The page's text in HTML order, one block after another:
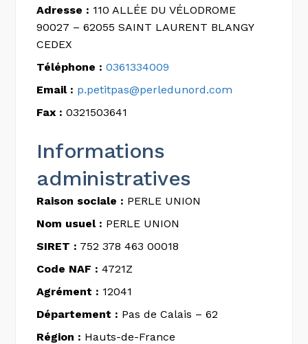
Adresse : 110 ALLÉE DU VÉLODROME
90027 – 62055 SAINT LAURENT BLANGY
CEDEX
Téléphone : 0361334009
Email : p.petitpas@perledunord.com
Fax : 0321503641
Informations
administratives
Raison sociale : PERLE UNION
Nom usuel : PERLE UNION
SIRET : 752 378 463 00018
Code NAF : 4721Z
Agrément : 12041
Département : Pas de Calais – 62
Région : Hauts-de-France